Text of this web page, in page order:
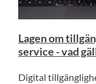
Lagen om
service - vad
Digital